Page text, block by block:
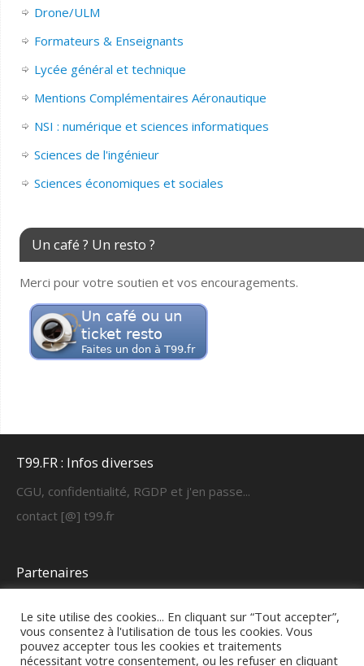
Drone/ULM
Formateurs & Enseignants
Lycée général et technique
Mentions Complémentaires Aéronautique
NSI : numérique et sciences informatiques
Sciences de l'ingénieur
Sciences économiques et sociales
Un café ? Un resto ?
Merci pour votre soutien et vos encouragements.
T99.FR : Infos diverses
CGU, confidentialité, RGDP et j'en passe...
contact [@] t99.fr
Partenaires
FAQ & fonctionnement
Le site utilise des cookies... En cliquant sur “Tout accepter”,
vous consentez à l'utilisation de tous les cookies. Vous
pouvez accepter tous les cookies et traitements
nécessitant votre consentement, ou les refuser en cliquant